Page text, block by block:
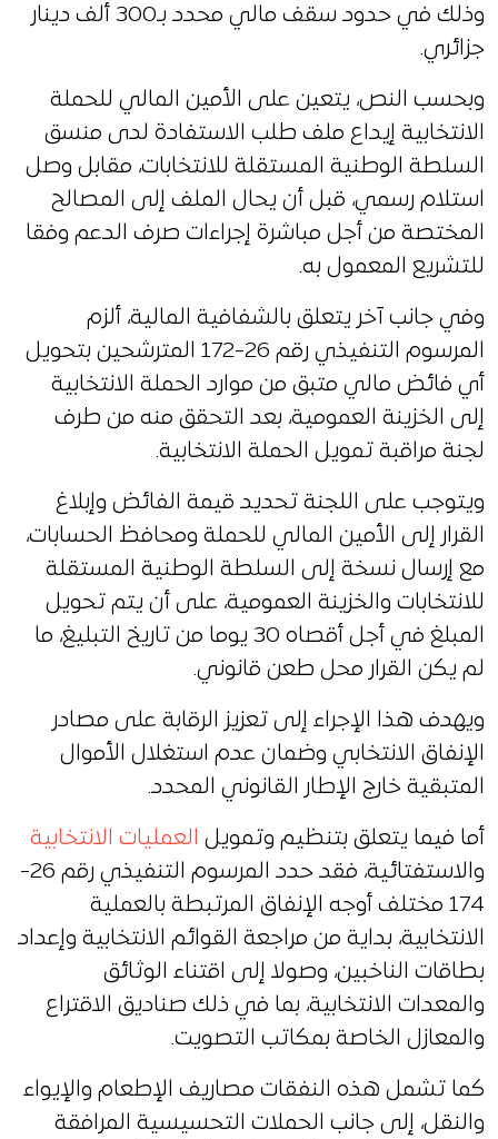
وذلك في حدود سقف مالي محدد بـ300 ألف دينار
جزائري.
وبحسب النص، يتعين على الأمين المالي للحملة
الانتخابية إيداع ملف طلب الاستفادة لدى منسق
السلطة الوطنية المستقلة للانتخابات، مقابل وصل
استلام رسمي، قبل أن يحال الملف إلى المصالح
المختصة من أجل مباشرة إجراءات صرف الدعم وفقا
للتشريع المعمول به.
وفي جانب آخر يتعلق بالشفافية المالية، ألزم
المرسوم التنفيذي رقم 26-172 المترشحين بتحويل
أي فائض مالي متبق من موارد الحملة الانتخابية
إلى الخزينة العمومية، بعد التحقق منه من طرف
لجنة مراقبة تمويل الحملة الانتخابية.
ويتوجب على اللجنة تحديد قيمة الفائض وإبلاغ
القرار إلى الأمين المالي للحملة ومحافظ الحسابات،
مع إرسال نسخة إلى السلطة الوطنية المستقلة
للانتخابات والخزينة العمومية، على أن يتم تحويل
المبلغ في أجل أقصاه 30 يوما من تاريخ التبليغ، ما
لم يكن القرار محل طعن قانوني.
ويهدف هذا الإجراء إلى تعزيز الرقابة على مصادر
الإنفاق الانتخابي وضمان عدم استغلال الأموال
المتبقية خارج الإطار القانوني المحدد.
أما فيما يتعلق بتنظيم وتمويل العمليات الانتخابية
والاستفتائية، فقد حدد المرسوم التنفيذي رقم 26-
174 مختلف أوجه الإنفاق المرتبطة بالعملية
الانتخابية، بداية من مراجعة القوائم الانتخابية وإعداد
بطاقات الناخبين، وصولا إلى اقتناء الوثائق
والمعدات الانتخابية، بما في ذلك صناديق الاقتراع
والمعازل الخاصة بمكاتب التصويت.
كما تشمل هذه النفقات مصاريف الإطعام والإيواء
والنقل، إلى جانب الحملات التحسيسية المرافقة